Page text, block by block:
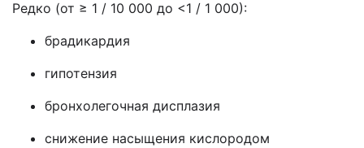
Редко (от ≥ 1 / 10 000 до <1 / 1 000):
брадикардия
гипотензия
бронхолегочная дисплазия
снижение насыщения кислородом